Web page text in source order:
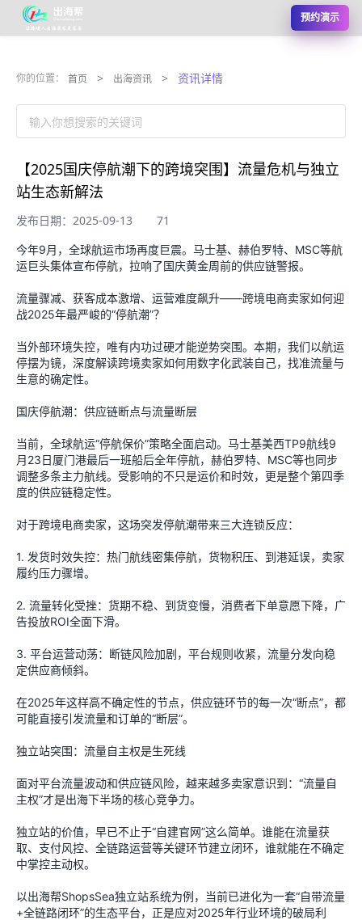
预约演示
你的位置： 首页 > 出海资讯 > 资讯详情
输入你想搜索的关键词
【2025国庆停航潮下的跨境突围】流量危机与独立
站生态新解法
发布日期：2025-09-13 71
今年9月，全球航运市场再度巨震。马士基、赫伯罗特、MSC等航
运巨头集体宣布停航，拉响了国庆黄金周前的供应链警报。
流量骤减、获客成本激增、运营难度飙升——跨境电商卖家如何迎
战2025年最严峻的“停航潮”？
当外部环境失控，唯有内功过硬才能逆势突围。本期，我们以航运
停摆为镜，深度解读跨境卖家如何用数字化武装自己，找准流量与
生意的确定性。
国庆停航潮：供应链断点与流量断层
当前，全球航运“停航保价”策略全面启动。马士基美西TP9航线9
月23日厦门港最后一班船后全年停航，赫伯罗特、MSC等也同步
调整多条主力航线。受影响的不只是运价和时效，更是整个第四季
度的供应链稳定性。
对于跨境电商卖家，这场突发停航潮带来三大连锁反应：
1. 发货时效失控：热门航线密集停航，货物积压、到港延误，卖家
履约压力骤增。
2. 流量转化受挫：货期不稳、到货变慢，消费者下单意愿下降，广
告投放ROI全面下滑。
3. 平台运营动荡：断链风险加剧，平台规则收紧，流量分发向稳
定供应商倾斜。
在2025年这样高不确定性的节点，供应链环节的每一次“断点”，都
可能直接引发流量和订单的“断层”。
独立站突围：流量自主权是生死线
面对平台流量波动和供应链风险，越来越多卖家意识到：“流量自
主权”才是出海下半场的核心竞争力。
独立站的价值，早已不止于“自建官网”这么简单。谁能在流量获
取、支付风控、全链路运营等关键环节建立闭环，谁就能在不确定
中掌控主动权。
以出海帮ShopsSea独立站系统为例，当前已进化为一套“自带流量
+全链路闭环”的生态平台，正是应对2025年行业环境的破局利